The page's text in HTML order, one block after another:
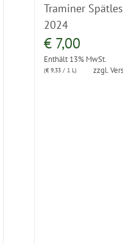
Traminer
2024
€7,00
Enthält 13% MwSt.
(€9,33/ 1 L) zzgl.